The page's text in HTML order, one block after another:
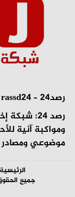
رصد24 – rassd24
رصد 24:
ومواكبة آنية
موضوعي ومصادر
الرئيسية
جميع